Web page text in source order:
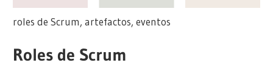
roles de Scrum, artefactos, eventos
Roles de Scrum